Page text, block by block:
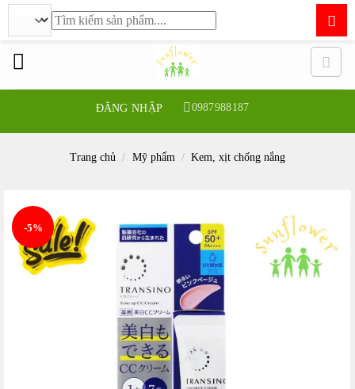
ĐĂNG NHẬP 0987988187
Tìm
kiếm:
Trang chủ / Mỹ phẩm / Kem, xịt chống nắng
-5%